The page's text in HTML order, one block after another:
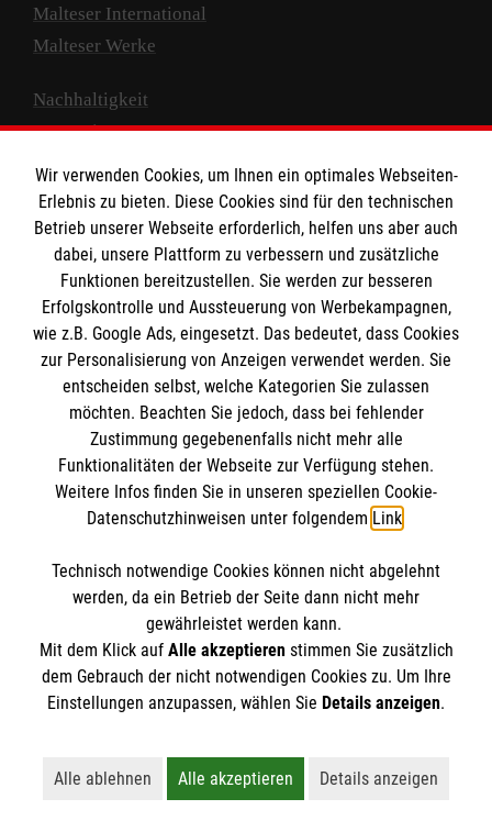
Malteser International
Malteser Werke
Nachhaltigkeit
Prävention
Compliance
Transparenz
Spenden und Helfen
Spendenkonto
Empfänger: Malteser Hilfsdienst e.V.
IBAN: DE10 3706 0120 1201 2000 12
BIC: GENODED 1PA7
Newsletter abonnieren
Cookies verwalten Impressum | Datenschutz
Wir verwenden Cookies, um Ihnen ein optimales Webseiten-
Erlebnis zu bieten. Diese Cookies sind für den technischen
Betrieb unserer Webseite erforderlich, helfen uns aber auch
dabei, unsere Plattform zu verbessern und zusätzliche
Funktionen bereitzustellen. Sie werden zur besseren
Erfolgskontrolle und Aussteuerung von Werbekampagnen,
wie z.B. Google Ads, eingesetzt. Das bedeutet, dass Cookies
zur Personalisierung von Anzeigen verwendet werden. Sie
entscheiden selbst, welche Kategorien Sie zulassen
möchten. Beachten Sie jedoch, dass bei fehlender
Zustimmung gegebenenfalls nicht mehr alle
Funktionalitäten der Webseite zur Verfügung stehen.
Weitere Infos finden Sie in unseren speziellen Cookie-
Datenschutzhinweisen unter folgendem Link.
Technisch notwendige Cookies können nicht abgelehnt
werden, da ein Betrieb der Seite dann nicht mehr
gewährleistet werden kann.
Mit dem Klick auf Alle akzeptierenstimmen Sie zusätzlich
dem Gebrauch der nicht notwendigen Cookies zu. Um Ihre
Einstellungen anzupassen, wählen Sie Details anzeigen.
Alle ablehnen
Lehnt alle nicht-essentiellen Cookies ab
Alle akzeptieren
Akzeptiert alle Cookies
Details anzeigen